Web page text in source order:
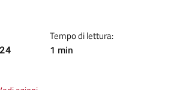
Tempo di lettura:
1 min